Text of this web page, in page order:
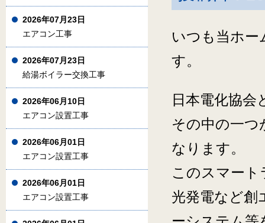
いつも当ホ
す。
日本電化協会
その中の一つ
なります。
このスマート
光発電など創
2026年07月23日
エアコン工事
2026年07月23日
給湯ボイラー交換工事
2026年06月10日
エアコン設置工事
2026年06月01日
エアコン設置工事
2026年06月01日
エアコン設置工事